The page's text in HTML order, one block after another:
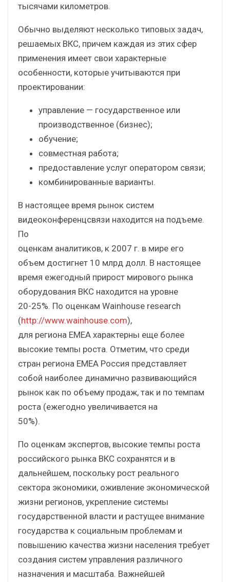
тысячами километров.
Обычно выделяют несколько типовых задач,
решаемых ВКС, причем каждая из этих сфер
применения имеет свои характерные
особенности, которые учитываются при
проектировании:
управление — государственное или
производственное (бизнес);
обучение;
совместная работа;
предоставление услуг оператором связи;
комбинированные варианты.
В настоящее время рынок систем
видеоконференцсвязи находится на подъеме.
По
оценкам аналитиков, к 2007 г. в мире его
объем достигнет 10 млрд долл. В настоящее
время ежегодный прирост мирового рынка
оборудования ВКС находится на уровне
20-25%. По оценкам Wainhouse research
(http://www.wainhouse.com),
для региона EMEA характерны еще более
высокие темпы роста. Отметим, что среди
стран региона EMEA Россия представляет
собой наиболее динамично развивающийся
рынок как по объему продаж, так и по темпам
роста (ежегодно увеличивается на
50%).
По оценкам экспертов, высокие темпы роста
российского рынка ВКС сохранятся и в
дальнейшем, поскольку рост реального
сектора экономики, оживление экономической
жизни регионов, укрепление системы
государственной власти и растущее внимание
государства к социальным проблемам и
повышению качества жизни населения требует
создания систем управления различного
назначения и масштаба. Важнейшей